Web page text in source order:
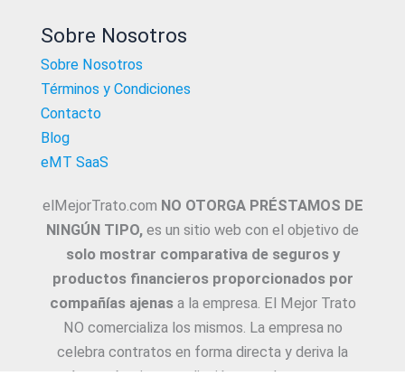
Sobre Nosotros
Sobre Nosotros
Términos y Condiciones
Contacto
Blog
eMT SaaS
elMejorTrato.com NO OTORGA PRÉSTAMOS DE
NINGÚN TIPO, es un sitio web con el objetivo de
solo mostrar comparativa de seguros y
productos financieros proporcionados por
compañías ajenasa la empresa. El Mejor Trato
NO comercializa los mismos. La empresa no
celebra contratos en forma directa y deriva la
Asesoría e intermediación a productores y